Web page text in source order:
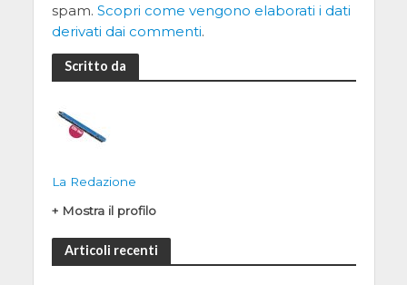
spam. Scopri come vengono elaborati i dati
derivati dai commenti.
Scritto da
La Redazione
+ Mostra il profilo
Articoli recenti